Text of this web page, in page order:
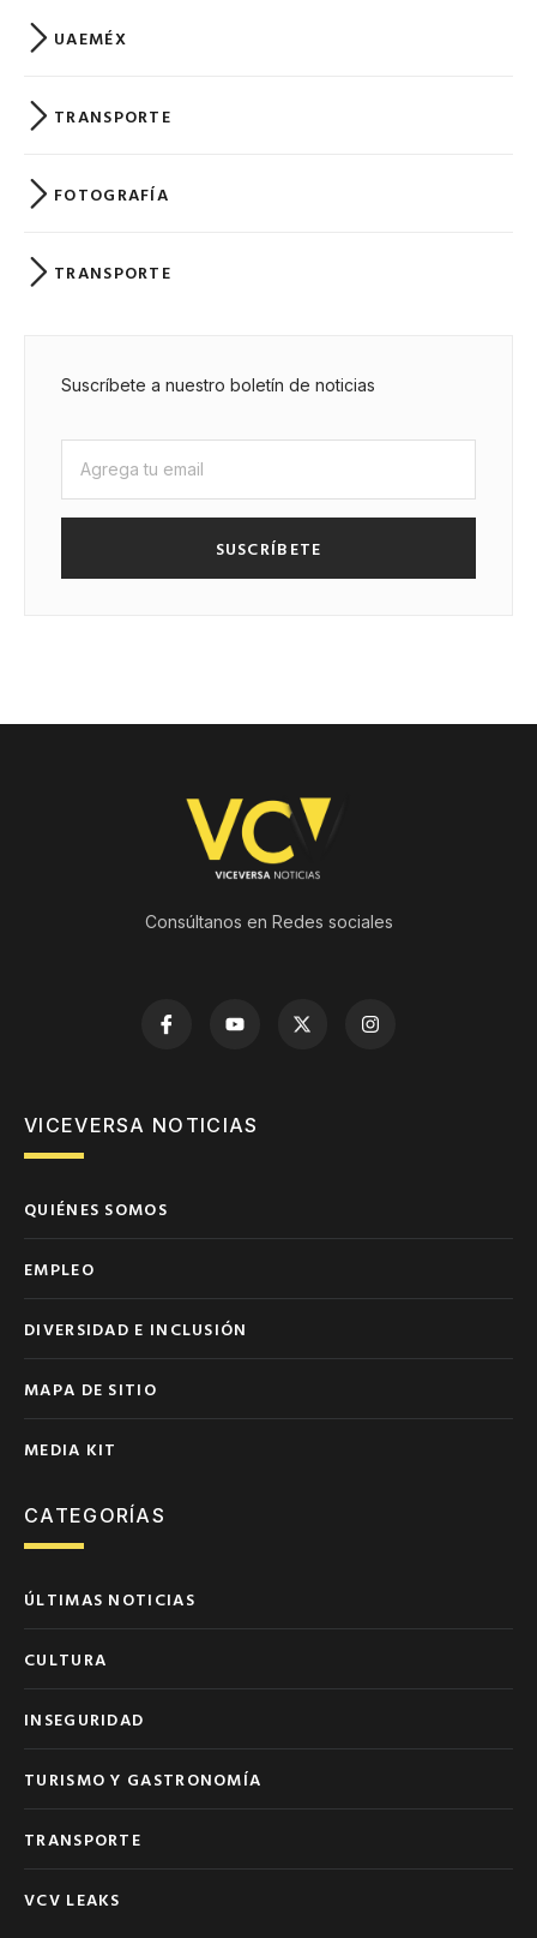
UAEMÉX
TRANSPORTE
FOTOGRAFÍA
TRANSPORTE
Suscríbete a nuestro boletín de noticias
SUSCRÍBETE
Consúltanos en Redes sociales
VICEVERSA NOTICIAS
QUIÉNES SOMOS
EMPLEO
DIVERSIDAD E INCLUSIÓN
MAPA DE SITIO
MEDIA KIT
CATEGORÍAS
ÚLTIMAS NOTICIAS
CULTURA
INSEGURIDAD
TURISMO Y GASTRONOMÍA
TRANSPORTE
VCV LEAKS